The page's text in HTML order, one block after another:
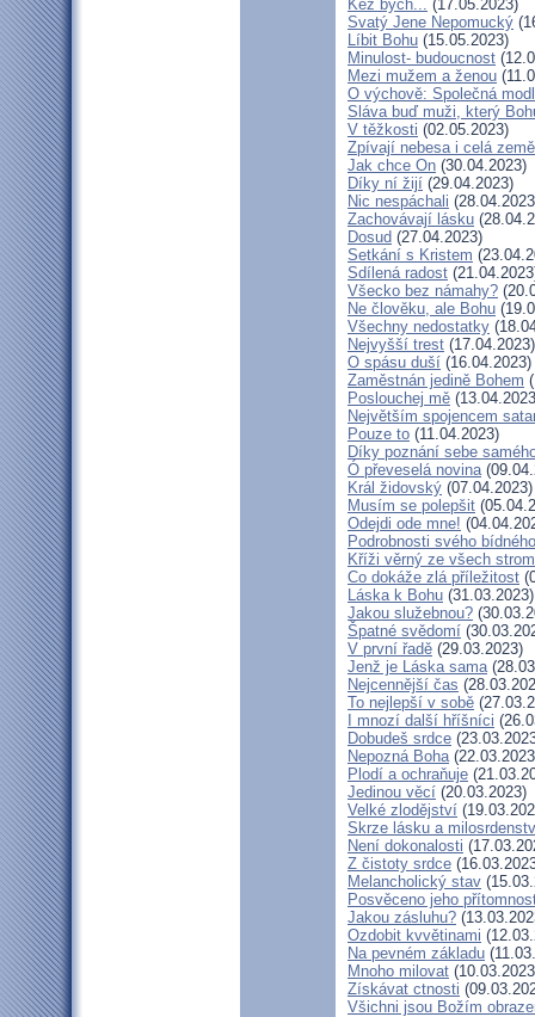
Kéž bych... (17.05.2023)
Svatý Jene Nepomucký
Líbit Bohu (15.05.2023)
Minulost- budoucnost
Mezi mužem a ženou
O výchově: Společná
Sláva buď muži, který
V těžkosti (02.05.2023)
Zpívají nebesa i celá země
Jak chce On (30.04.2023)
Díky ní žijí (29.04.2023)
Nic nespáchali
Zachovávají lásku
Dosud (27.04.2023)
Setkání s Kristem
Sdílená radost
Všecko bez námahy?
Ne člověku, ale Bohu
Všechny nedostatky
Nejvyšší trest (17.04.2023)
O spásu duší (16.04.2023)
Zaměstnán jedině Bohem
Poslouchej mě
Největším spojencem
Pouze to (11.04.2023)
Díky poznání sebe
Ó převeselá novina
Král židovský (07.04.2023)
Musím se polepšit
Odejdi ode mne!
Podrobnosti svého
Kříži věrný ze všech
Co dokáže zlá příležitost
Láska k Bohu (31.03.2023)
Jakou služebnou?
Špatné svědomí
V první řadě (29.03.2023)
Jenž je Láska sama
Nejcennější čas
To nejlepší v sobě
I mnozí další hříšníci
Dobudeš srdce
Nepozná Boha
Plodí a ochraňuje
Jedinou věcí (20.03.2023)
Velké zlodějství
Skrze lásku a
Není dokonalosti
Z čistoty srdce
Melancholický stav
Posvěceno jeho
Jakou zásluhu?
Ozdobit kvvětinami
Na pevném základu
Mnoho milovat
Získávat ctnosti
Všichni jsou Božím